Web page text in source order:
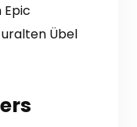
Übel